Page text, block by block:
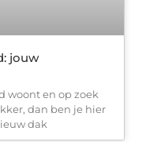
jouw
woont en op zoek
dan ben je hier
dak